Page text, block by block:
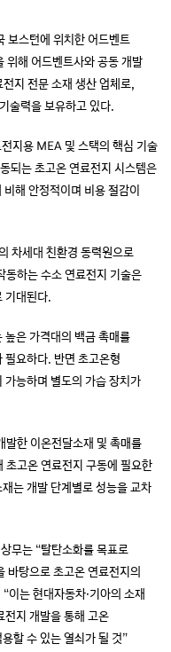
보스턴에 위치한 어드벤트
위해 어드벤트사와 공동 개발
지 전문 소재 생산 업체로,
술력을 보유하고 있다.
지용 MEA 및 스택의 핵심 기술
되는 초고온 연료전지 시스템은
해 안정적이며 비용 절감이
차세대 친환경 동력원으로
동하는 수소 연료전지 기술은
기대된다.
높은 가격대의 백금 촉매를
필요하다. 반면 초고온형
능하며 별도의 가습 장치가
발한 이온전달소재 및 촉매를
초고온 연료전지 구동에 필요한
는 개발 단계별로 성능을 교차
무는 “탈탄소화를 목표로
바탕으로 초고온 연료전지의
이는 현대자동차·기아의 소재
전지 개발을 통해 고온
할 수 있는 열쇠가 될 것”